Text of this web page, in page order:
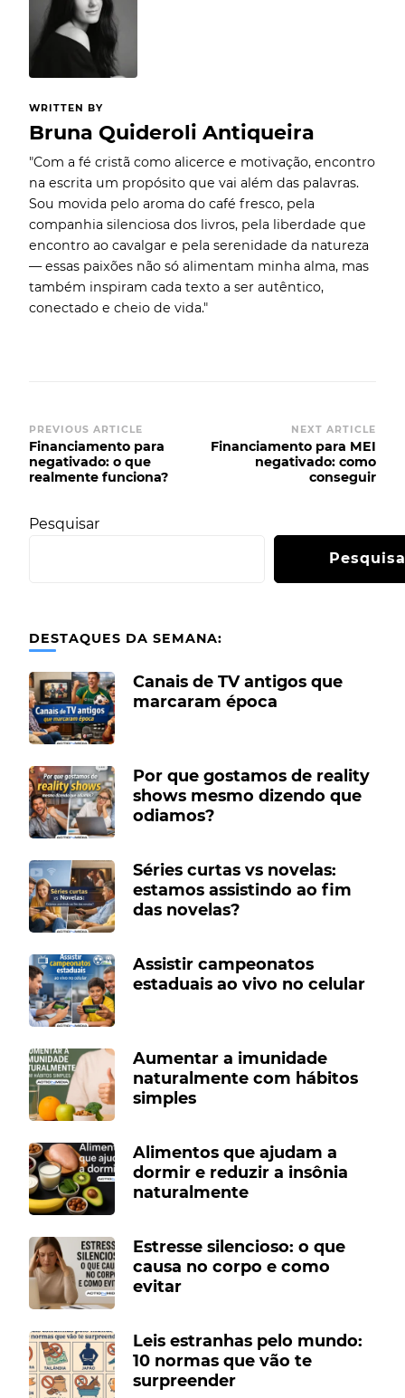
WRITTEN BY
Bruna Quideroli Antiqueira
"Com a fé cristã como alicerce e motivação, encontro
na escrita um propósito que vai além das palavras.
Sou movida pelo aroma do café fresco, pela
companhia silenciosa dos livros, pela liberdade que
encontro ao cavalgar e pela serenidade da natureza
— essas paixões não só alimentam minha alma, mas
também inspiram cada texto a ser autêntico,
conectado e cheio de vida."
PREVIOUS ARTICLE
Financiamento para
negativado: o que
realmente funciona?
NEXT ARTICLE
Financiamento para MEI
negativado: como
conseguir
Pesquisar
DESTAQUES DA SEMANA:
Canais de TV antigos que
marcaram época
Por que gostamos de reality
shows mesmo dizendo que
odiamos?
Séries curtas vs novelas:
estamos assistindo ao fim
das novelas?
Assistir campeonatos
estaduais ao vivo no celular
Aumentar a imunidade
naturalmente com hábitos
simples
Alimentos que ajudam a
dormir e reduzir a insônia
naturalmente
Estresse silencioso: o que
causa no corpo e como
evitar
Leis estranhas pelo mundo:
10 normas que vão te
surpreender